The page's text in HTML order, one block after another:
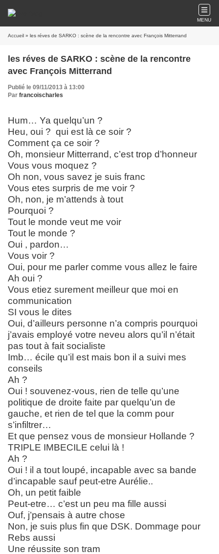
MENU
Accueil » les réves de SARKO : scène de la rencontre avec François Mitterrand
les réves de SARKO : scène de la rencontre
avec François Mitterrand
Publié le 09/11/2013 à 13:00
Par francoischarles
Hum… Ya quelqu’un ?
Heu, oui ? qui est là ce soir ?
Comment ça ce soir ?
Oh, monsieur Mitterrand, c’est trop d’honneur
Vous vous moquez ?
Oh non, vous savez je suis franc
Vous etes surpris de me voir ?
Oh, non, je m’attends à tout
Pourquoi ?
Tout le monde veut me voir
Tout le monde ?
Oui , pardon…
Vous voir ?
Oui, pour me parler comme vous allez le faire
Ah oui ?
Vous etiez surement meilleur que moi en
communication
SI vous le dites
Oui, d’ailleurs personne n’a compris pourquoi
j’avais employé votre neveu alors qu’il n’était
pas tout à fait socialiste
Imb… écile qu’il est mais bon il a suivi mes
conseils
Ah ?
Oui ! souvenez-vous, rien de telle qu’une
politique de droite faite par quelqu’un de
gauche, et rien de tel que la comm pour
s’infiltrer…
Et que pensez vous de monsieur Hollande ?
TRIPLE IMBECILE celui là !
Ah ?
Oui ! il a tout loupé, incapable avec sa bande
d’incapable sauf peut-etre Aurélie..
Oh, un petit faible
Peut-etre… c’est un peu ma fille aussi
Ouf, j’pensais à autre chose
Non, je suis plus fin que DSK. Dommage pour
Rebs aussi
Une réussite son tram